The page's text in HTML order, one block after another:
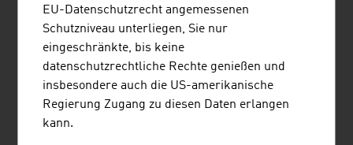
sparen kurze Transportwege schädliche Emissionen.
Ein wichtiges Thema ist auch die gesunde Ernährung.
Ein Trend zu vegetarischen und veganen Produkten,
Bedacht auf fettärmere Ernährung, weniger Süßigkeiten
und mehr Bio-Lebensmittel bietet den österreichischen
Unternehmen der Lebensmittelbranche neue Chancen.
EU-Datenschutzrecht angemessenen
Schutzniveau unterliegen, Sie nur
eingeschränkte, bis keine
datenschutzrechtliche Rechte genießen und
insbesondere auch die US-amerikanische
Regierung Zugang zu diesen Daten erlangen
kann.